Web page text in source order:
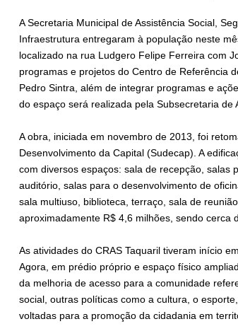
A Secretaria Municipal de Assistência Social,
Infraestrutura entregaram à população neste
localizado na rua Ludgero Felipe Ferreira com
programas e projetos do Centro de Referência
Pedro Sintra, além de integrar programas e
do espaço será realizada pela Subsecretaria de
A obra, iniciada em novembro de 2013, foi
Desenvolvimento da Capital (Sudecap). A
com diversos espaços: sala de recepção, salas
auditório, salas para o desenvolvimento de
sala multiuso, biblioteca, terraço, sala de
aproximadamente R$ 4,6 milhões, sendo cerca
As atividades do CRAS Taquaril tiveram início
Agora, em prédio próprio e espaço físico
da melhoria de acesso para a comunidade
social, outras políticas como a cultura, o
voltadas para a promoção da cidadania em